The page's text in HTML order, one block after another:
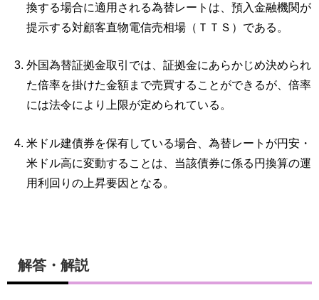
換する場合に適用される為替レートは、預入金融機関が
提示する対顧客直物電信売相場（ＴＴＳ）である。
外国為替証拠金取引では、証拠金にあらかじめ決められ
た倍率を掛けた金額まで売買することができるが、倍率
には法令により上限が定められている。
米ドル建債券を保有している場合、為替レートが円安・
米ドル高に変動することは、当該債券に係る円換算の運
用利回りの上昇要因となる。
解答・解説